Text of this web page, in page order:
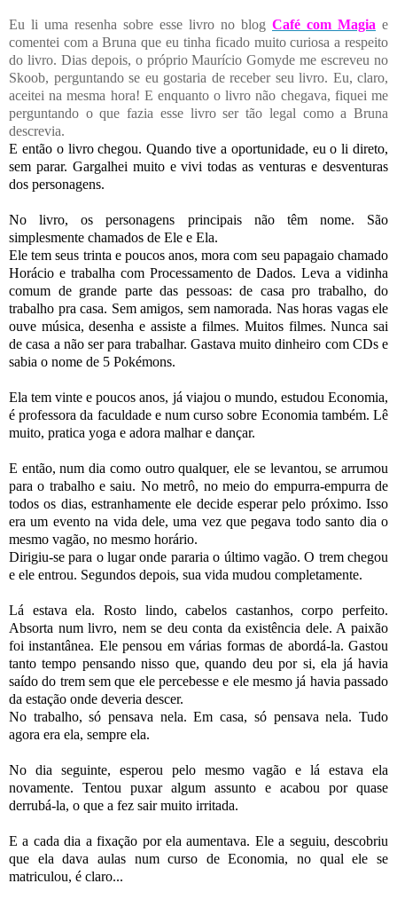
Eu li uma resenha sobre esse livro no blog Café com Magia e
comentei com a Bruna que eu tinha ficado muito curiosa a respeito
do livro. Dias depois, o próprio Maurício Gomyde me escreveu no
Skoob, perguntando se eu gostaria de receber seu livro. Eu, claro,
aceitei na mesma hora! E enquanto o livro não chegava, fiquei me
perguntando o que fazia esse livro ser tão legal como a Bruna
descrevia.
E então o livro chegou. Quando tive a oportunidade, eu o li direto,
sem parar. Gargalhei muito e vivi todas as venturas e desventuras
dos personagens.
No livro, os personagens principais não têm nome. São
simplesmente chamados de Ele e Ela.
Ele tem seus trinta e poucos anos, mora com seu papagaio chamado
Horácio e trabalha com Processamento de Dados. Leva a vidinha
comum de grande parte das pessoas: de casa pro trabalho, do
trabalho pra casa. Sem amigos, sem namorada. Nas horas vagas ele
ouve música, desenha e assiste a filmes. Muitos filmes. Nunca sai
de casa a não ser para trabalhar. Gastava muito dinheiro com CDs e
sabia o nome de 5 Pokémons.
Ela tem vinte e poucos anos, já viajou o mundo, estudou Economia,
é professora da faculdade e num curso sobre Economia também. Lê
muito, pratica yoga e adora malhar e dançar.
E então, num dia como outro qualquer, ele se levantou, se arrumou
para o trabalho e saiu. No metrô, no meio do empurra-empurra de
todos os dias, estranhamente ele decide esperar pelo próximo. Isso
era um evento na vida dele, uma vez que pegava todo santo dia o
mesmo vagão, no mesmo horário.
Dirigiu-se para o lugar onde pararia o último vagão. O trem chegou
e ele entrou. Segundos depois, sua vida mudou completamente.
Lá estava ela. Rosto lindo, cabelos castanhos, corpo perfeito.
Absorta num livro, nem se deu conta da existência dele. A paixão
foi instantânea. Ele pensou em várias formas de abordá-la. Gastou
tanto tempo pensando nisso que, quando deu por si, ela já havia
saído do trem sem que ele percebesse e ele mesmo já havia passado
da estação onde deveria descer.
No trabalho, só pensava nela. Em casa, só pensava nela. Tudo
agora era ela, sempre ela.
No dia seguinte, esperou pelo mesmo vagão e lá estava ela
novamente. Tentou puxar algum assunto e acabou por quase
derrubá-la, o que a fez sair muito irritada.
E a cada dia a fixação por ela aumentava. Ele a seguiu, descobriu
que ela dava aulas num curso de Economia, no qual ele se
matriculou, é claro...